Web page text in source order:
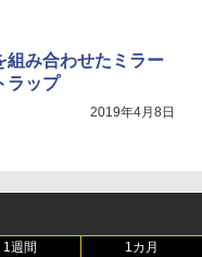
組み合わせたミラー
ラップ
2019年4月8日
1週間 1カ月